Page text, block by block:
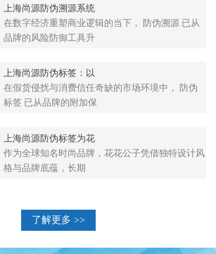
上海尚源防伪溯源系统
在数字经济重塑商业逻辑的当下， 防伪溯源 已从
品牌的风险防御工具升
上海尚源防伪标签：以
在假货侵扰与消费信任奇缺的市场环境中， 防伪
标签 已从品牌的附加保
上海尚源防伪标签为花
作为全球知名时尚品牌，花花公子凭借独特设计风
格与品牌底蕴，长期
了解更多 >>